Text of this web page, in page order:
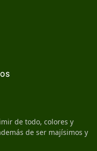
de todo, colores y
de ser majísimos y